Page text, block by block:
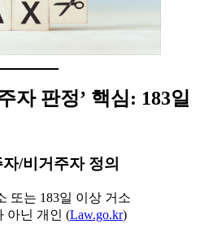
자 판정’ 핵심: 183일
/비거주자 정의
또는 183일 이상 거소
아닌 개인 (Law.go.kr)